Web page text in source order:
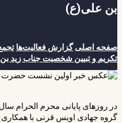
بن علی(ع)
صفحه اصلی گزارش فعالیت‌ها
تکریم و تبیین شخصیت جناب زید
گروه جهادی اویس قرنی با